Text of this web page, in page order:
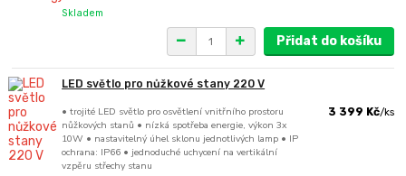
Skladem
Přidat do košíku
LED světlo pro nůžkové stany 220 V
• trojité LED světlo pro osvětlení vnitřního prostoru
nůžkových stanů • nízká spotřeba energie, výkon 3x
10W • nastavitelný úhel sklonu jednotlivých lamp • IP
ochrana: IP66 • jednoduché uchycení na vertikální
vzpěru střechy stanu
3 399 Kč/ks